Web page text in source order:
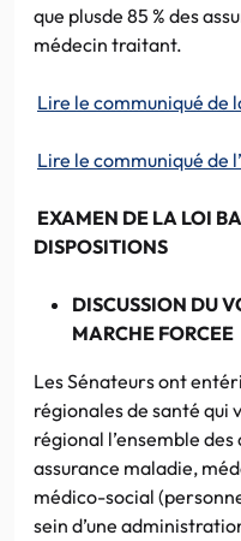
que plusde 85 % des
médecin traitant.
Lire le communiqué de
Lire le communiqué de
EXAMEN DE LA LOI
DISPOSITIONS
DISCUSSION DU
MARCHE FORCEE
Les Sénateurs ont
régionales de santé qui
régional l’ensemble
assurance maladie,
médico-social
sein d’une